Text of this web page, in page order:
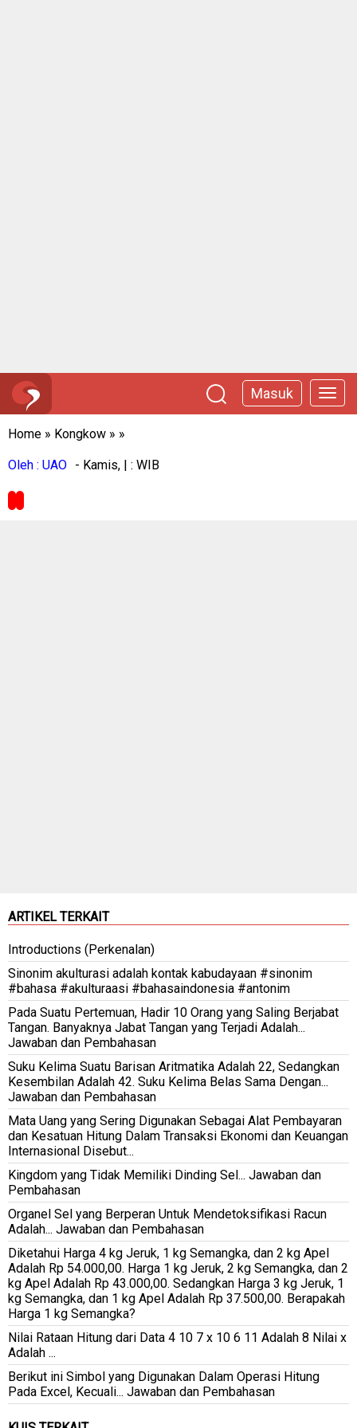
Masuk
Home » Kongkow » »
Oleh : UAO - Kamis, | : WIB
ARTIKEL TERKAIT
Introductions (Perkenalan)
Sinonim akulturasi adalah kontak kabudayaan #sinonim
#bahasa #akulturaasi #bahasaindonesia #antonim
Pada Suatu Pertemuan, Hadir 10 Orang yang Saling Berjabat
Tangan. Banyaknya Jabat Tangan yang Terjadi Adalah...
Jawaban dan Pembahasan
Suku Kelima Suatu Barisan Aritmatika Adalah 22, Sedangkan
Kesembilan Adalah 42. Suku Kelima Belas Sama Dengan...
Jawaban dan Pembahasan
Mata Uang yang Sering Digunakan Sebagai Alat Pembayaran
dan Kesatuan Hitung Dalam Transaksi Ekonomi dan Keuangan
Internasional Disebut...
Kingdom yang Tidak Memiliki Dinding Sel... Jawaban dan
Pembahasan
Organel Sel yang Berperan Untuk Mendetoksifikasi Racun
Adalah... Jawaban dan Pembahasan
Diketahui Harga 4 kg Jeruk, 1 kg Semangka, dan 2 kg Apel
Adalah Rp 54.000,00. Harga 1 kg Jeruk, 2 kg Semangka, dan 2
kg Apel Adalah Rp 43.000,00. Sedangkan Harga 3 kg Jeruk, 1
kg Semangka, dan 1 kg Apel Adalah Rp 37.500,00. Berapakah
Harga 1 kg Semangka?
Nilai Rataan Hitung dari Data 4 10 7 x 10 6 11 Adalah 8 Nilai x
Adalah ...
Berikut ini Simbol yang Digunakan Dalam Operasi Hitung
Pada Excel, Kecuali... Jawaban dan Pembahasan